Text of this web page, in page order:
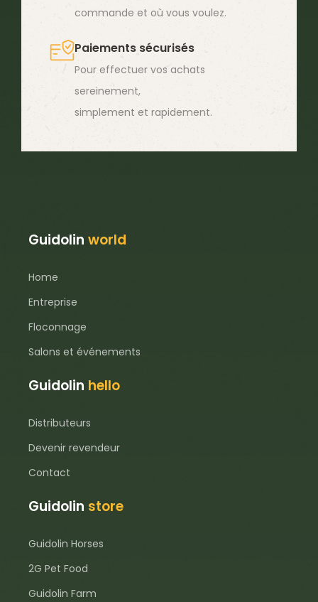
page
commande et où vous voulez.
Paiements sécurisés
Pour effectuer vos achats
sereinement,
simplement et rapidement.
Guidolinworld
Home
Entreprise
Floconnage
Salons et événements
Guidolin hello
Distributeurs
Devenir revendeur
Contact
Guidolin store
Guidolin Horses
2G Pet Food
Guidolin Farm